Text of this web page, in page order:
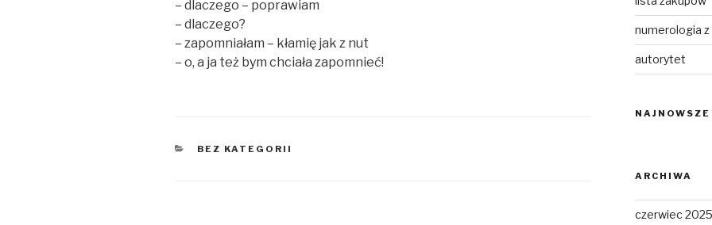
– dlaczego – poprawiam
– dlaczego?
– zapomniałam – kłamię jak z nut
– o, a ja też bym chciała zapomnieć!
KATEGORIE
BEZ KATEGORII
numerologia z
autorytet
ARCHIWA
czerwiec 2025